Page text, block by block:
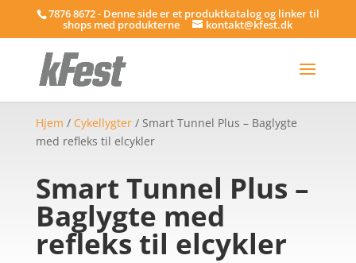
7876 8672 - Denne side er et produktkatalog og linker til
shops med produkterne kontakt@kfest.dk
Hjem / Cykellygter/ Smart Tunnel Plus – Baglygte
med refleks til elcykler
Smart Tunnel Plus –
Baglygte med
refleks til elcykler